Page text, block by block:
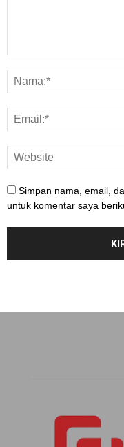
Simpan nama, email,
untuk komentar saya